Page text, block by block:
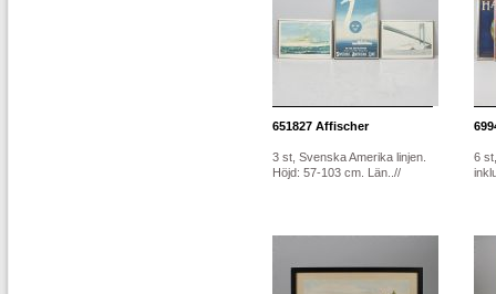
651827 Affischer
3 st, Svenska Amerika linjen.
Höjd: 57-103 cm. Län..//
6